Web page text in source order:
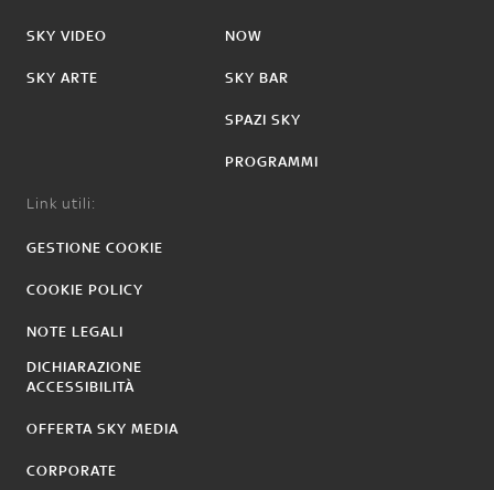
SKY VIDEO
SKY ARTE
NOW
SKY BAR
SPAZI SKY
PROGRAMMI
Link utili:
GESTIONE COOKIE
COOKIE POLICY
NOTE LEGALI
DICHIARAZIONE
ACCESSIBILITÀ
OFFERTA SKY MEDIA
CORPORATE